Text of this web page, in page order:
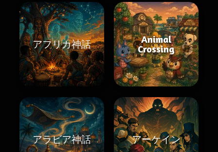
アフリカ神話
Animal
Crossing
アラビア神話 アーケイン